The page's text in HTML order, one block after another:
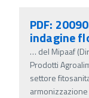
PDF:
indagine
… del Mipaaf
Prodotti
settore
armonizzazione